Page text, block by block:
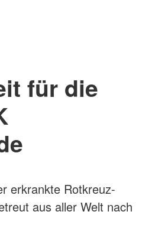
für die
erkrankte Rotkreuz-
aus aller Welt nach